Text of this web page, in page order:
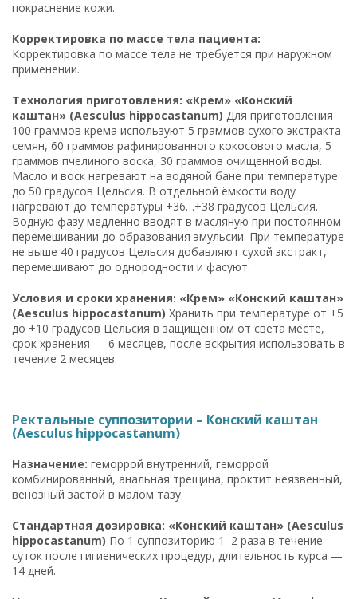
покраснение кожи.
Корректировка по массе тела пациента:
Корректировка по массе тела не требуется при наружном
применении.
Технология приготовления: «Крем» «Конский
каштан» (Aesculus hippocastanum) Для приготовления
100 граммов крема используют 5 граммов сухого экстракта
семян, 60 граммов рафинированного кокосового масла, 5
граммов пчелиного воска, 30 граммов очищенной воды.
Масло и воск нагревают на водяной бане при температуре
до 50 градусов Цельсия. В отдельной ёмкости воду
нагревают до температуры +36…+38 градусов Цельсия.
Водную фазу медленно вводят в масляную при постоянном
перемешивании до образования эмульсии. При температуре
не выше 40 градусов Цельсия добавляют сухой экстракт,
перемешивают до однородности и фасуют.
Условия и сроки хранения: «Крем» «Конский каштан»
(Aesculus hippocastanum) Хранить при температуре от +5
до +10 градусов Цельсия в защищённом от света месте,
срок хранения — 6 месяцев, после вскрытия использовать в
течение 2 месяцев.
Ректальные суппозитории – Конский каштан
(Aesculus hippocastanum)
Назначение: геморрой внутренний, геморрой
комбинированный, анальная трещина, проктит неязвенный,
венозный застой в малом тазу.
Стандартная дозировка: «Конский каштан» (Aesculus
hippocastanum) По 1 суппозиторию 1–2 раза в течение
суток после гигиенических процедур, длительность курса —
14 дней.